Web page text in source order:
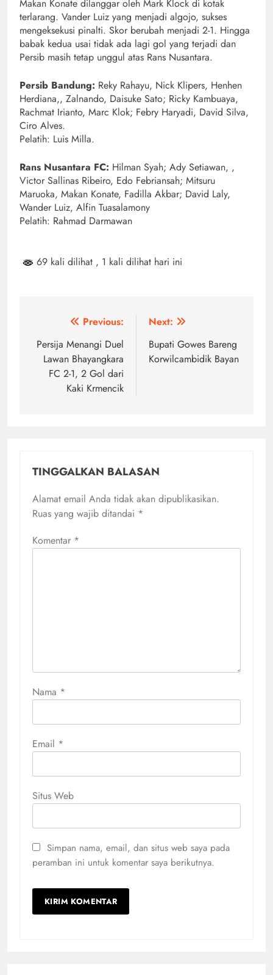
Makan Konate dilanggar oleh Mark Klock di kotak
terlarang. Vander Luiz yang menjadi algojo, sukses
mengeksekusi pinalti. Skor berubah menjadi 2-1. Hingga
babak kedua usai tidak ada lagi gol yang terjadi dan
Persib masih tetap unggul atas Rans Nusantara.
Persib Bandung: Reky Rahayu, Nick Klipers, Henhen
Herdiana,, Zalnando, Daisuke Sato; Ricky Kambuaya,
Rachmat Irianto, Marc Klok; Febry Haryadi, David Silva,
Ciro Alves.
Pelatih: Luis Milla.
Rans Nusantara FC: Hilman Syah; Ady Setiawan, ,
Victor Sallinas Ribeiro, Edo Febriansah; Mitsuru
Maruoka, Makan Konate, Fadilla Akbar; David Laly,
Wander Luiz, Alfin Tuasalamony
Pelatih: Rahmad Darmawan
69 kali dilihat , 1 kali dilihat hari ini
Navigasi
pos
Previous:
Persija Menangi Duel
Lawan Bhayangkara
FC 2-1, 2 Gol dari
Kaki Krmencik
Next:
Bupati Gowes Bareng
Korwilcambidik Bayan
TINGGALKAN BALASAN
Alamat email Anda tidak akan dipublikasikan.
Ruas yang wajib ditandai *
Komentar *
Nama *
Email *
Situs Web
Simpan nama, email, dan situs web saya pada
peramban ini untuk komentar saya berikutnya.